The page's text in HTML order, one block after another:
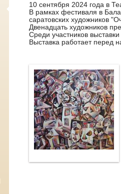
10 сентября 2024 года в
В рамках фестиваля в
саратовских художников
Двенадцать художников
Среди участников
Выставка работает перед